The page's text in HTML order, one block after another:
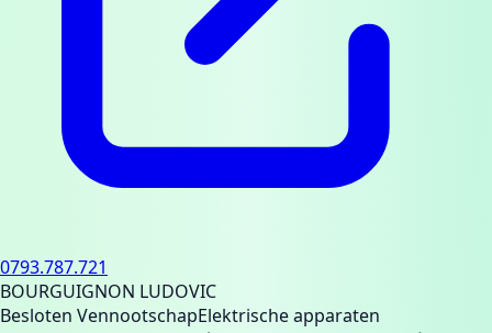
0793.787.721
BOURGUIGNON LUDOVIC
Besloten VennootschapElektrische apparaten